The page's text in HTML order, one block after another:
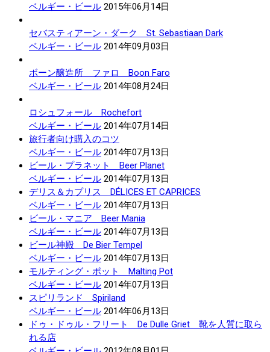
ベルギー・ビール 2015年06月14日
セバスティアーン・ダーク St. Sebastiaan Dark
ベルギー・ビール 2014年09月03日
ボーン醸造所 ファロ Boon Faro
ベルギー・ビール 2014年08月24日
ロシュフォール Rochefort
ベルギー・ビール 2014年07月14日
旅行者向け購入のコツ
ベルギー・ビール 2014年07月13日
ビール・プラネット Beer Planet
ベルギー・ビール 2014年07月13日
デリス＆カプリス DÉLICES ET CAPRICES
ベルギー・ビール 2014年07月13日
ビール・マニア Beer Mania
ベルギー・ビール 2014年07月13日
ビール神殿 De Bier Tempel
ベルギー・ビール 2014年07月13日
モルティング・ポット Malting Pot
ベルギー・ビール 2014年07月13日
スピリランド Spiriland
ベルギー・ビール 2014年06月13日
ドゥ・ドゥル・フリート De Dulle Griet 靴を人質に取ら
れる店